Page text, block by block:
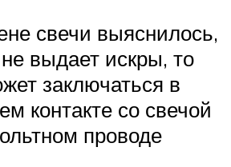
свечи выяснилось,
выдает искры, то
заключаться в
контакте со свечой
проводе